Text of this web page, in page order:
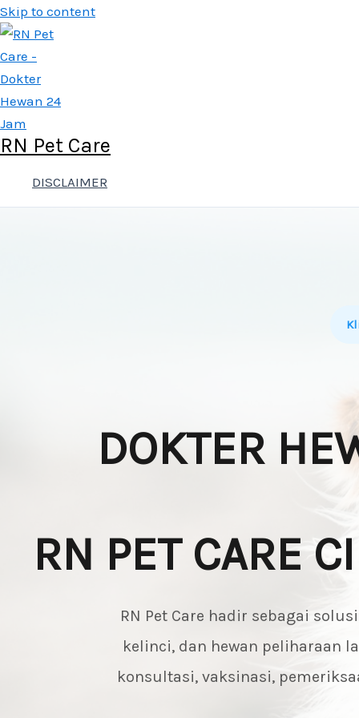
Skip to content
RN Pet Care
DISCLAIMER
DOKTER
RN PET CARE
RN Pet Care hadir sebagai
kelinci, dan hewan peliharaan
konsultasi, vaksinasi,